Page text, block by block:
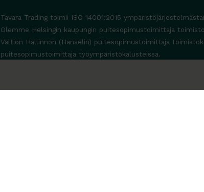
Tavara Trading toimii ISO 14001:2015
Olemme Helsingin kaupungin puitesopimustoimittaja
Valtion Hallinnon (Hanselin) puitesopimustoimittaja
puitesopimustoimittaja työympäristökalusteissa.